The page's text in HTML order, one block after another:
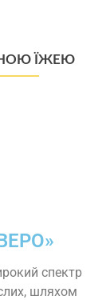
ЇЖЕЮ
спектр
шляхом